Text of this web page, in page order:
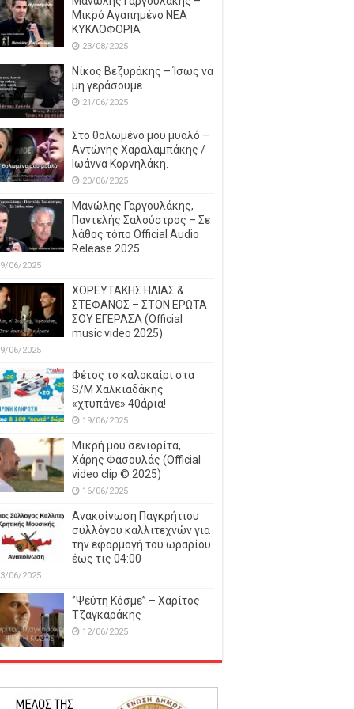
Μικρό Αγαπημένο NEΑ
ΚΥΚΛΟΦΟΡΙΑ
23/08/2025
Νίκος Βεζυράκης – Ίσως να
μη γεράσουμε
21/06/2025
Στο θολωμένο μου μυαλό –
Αντώνης Χαραλαμπάκης /
Ιωάννα Κορνηλάκη.
20/06/2025
Μανώλης Γαργουλάκης,
Παντελής Σαλούστρος – Σε
λάθος τόπο Official Audio
Release 2025
06/2025
ΧΟΡΕΥΤΑΚΗΣ ΗΛΙΑΣ &
ΣΤΕΦΑΝΟΣ – ΣΤΟΝ ΕΡΩΤΑ
ΣΟΥ ΕΓΕΡΑΣΑ (Official
music video 2025)
06/2025
Φέτος το καλοκαίρι στα
S/M Χαλκιαδάκης
«χτυπάνε» 40άρια!
19/06/2025
Μικρή μου σενιορίτα,
Χάρης Φασουλάς (Official
video clip © 2025)
16/06/2025
Ανακοίνωση Παγκρήτιου
συλλόγου καλλιτεχνών για
την εφαρμογή του ωραρίου
έως τις 04:00
06/2025
‘’Ψεύτη Κόσμε’’ – Χαρίτος
Τζαγκαράκης
12/06/2025